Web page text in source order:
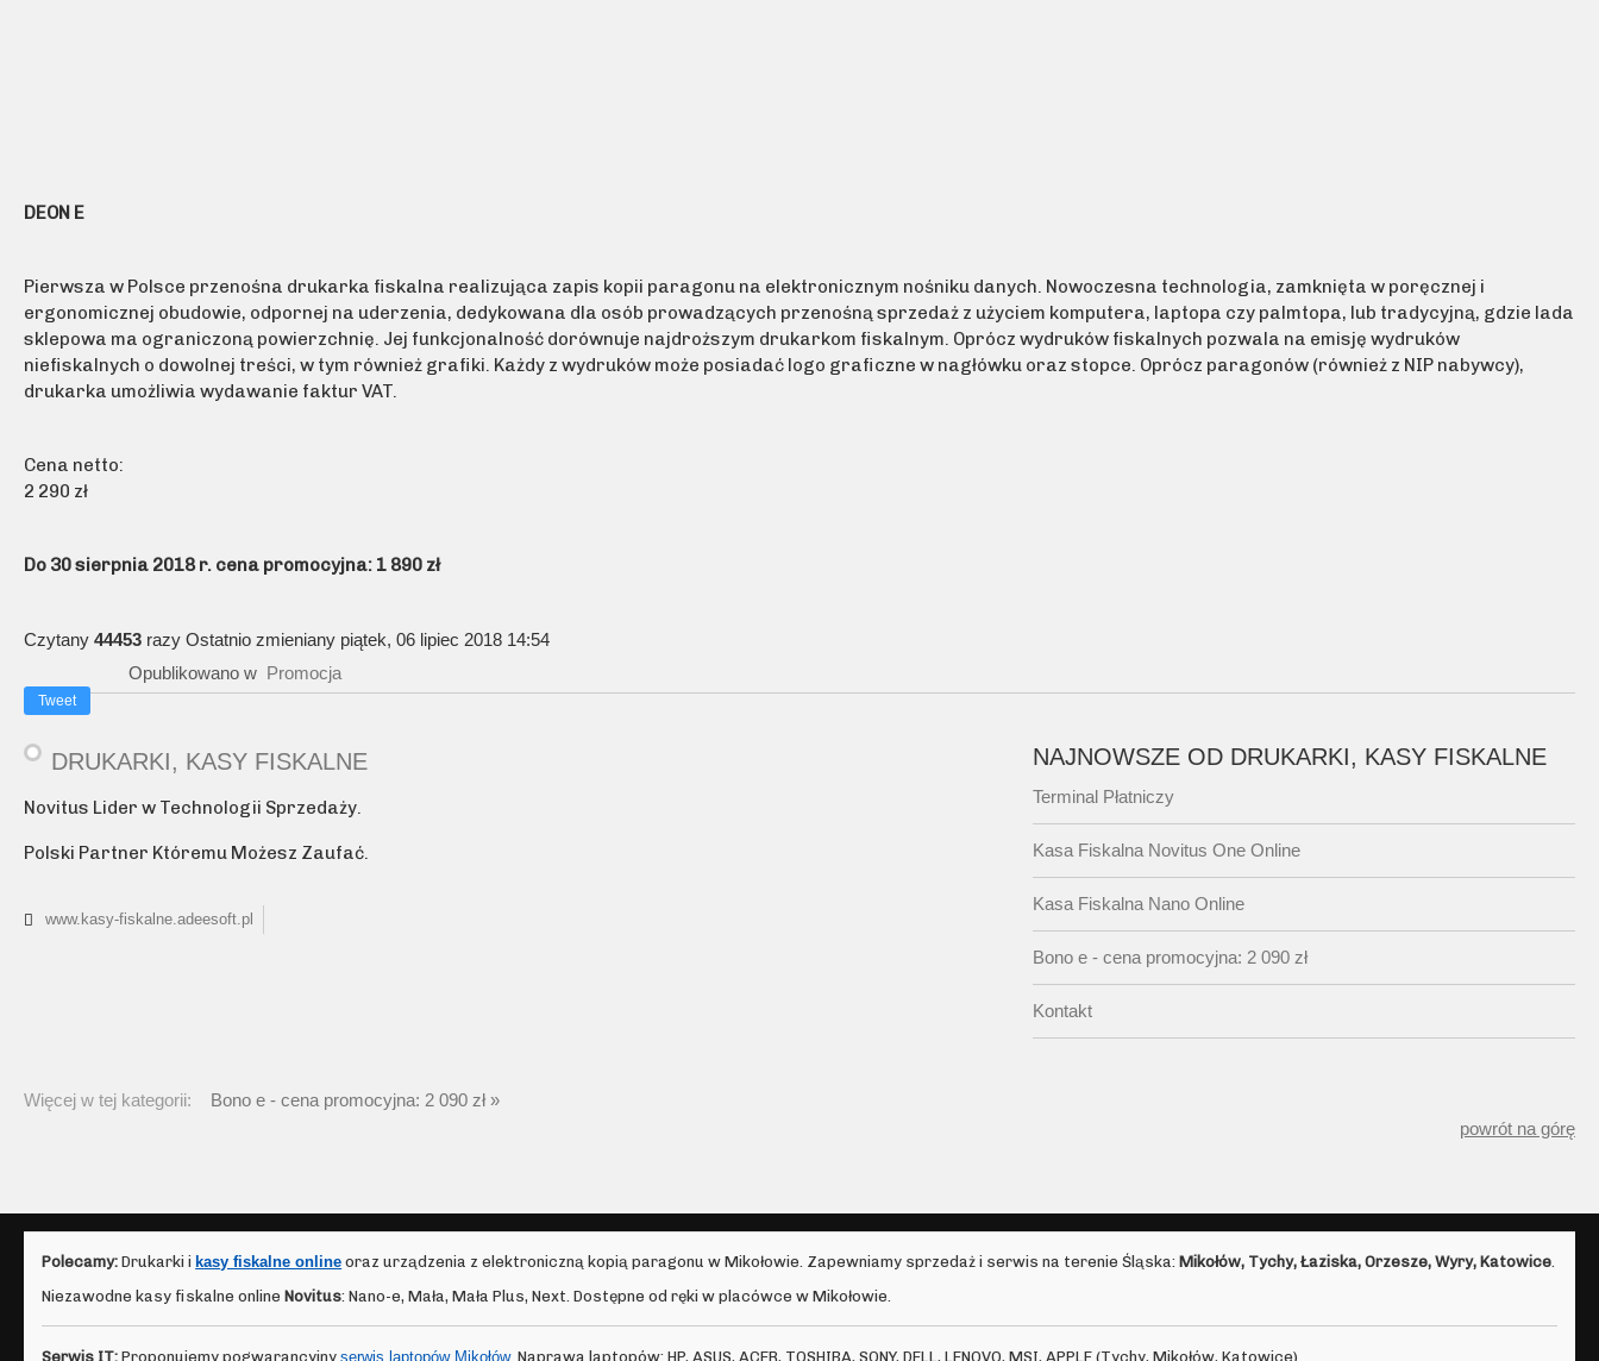
DEON E
Pierwsza w Polsce przenośna drukarka fiskalna realizująca zapis kopii paragonu na elektronicznym nośniku danych. Nowoczesna technologia, zamknięta w poręcznej i
ergonomicznej obudowie, odpornej na uderzenia, dedykowana dla osób prowadzących przenośną sprzedaż z użyciem komputera, laptopa czy palmtopa, lub tradycyjną, gdzie lada
sklepowa ma ograniczoną powierzchnię. Jej funkcjonalność dorównuje najdroższym drukarkom fiskalnym. Oprócz wydruków fiskalnych pozwala na emisję wydruków
niefiskalnych o dowolnej treści, w tym również grafiki. Każdy z wydruków może posiadać logo graficzne w nagłówku oraz stopce. Oprócz paragonów (również z NIP nabywcy),
drukarka umożliwia wydawanie faktur VAT.
Cena netto:
2 290 zł
Do 30 sierpnia 2018 r. cena promocyjna: 1 890 zł
Czytany44453 razyOstatnio zmieniany piątek, 06 lipiec 2018 14:54
Tweet
Opublikowano w Promocja
DRUKARKI, KASY FISKALNE
Novitus Lider w Technologii Sprzedaży.
Polski Partner Któremu Możesz Zaufać.
www.kasy-fiskalne.adeesoft.pl
NAJNOWSZE OD DRUKARKI, KASY FISKALNE
Terminal Płatniczy
Kasa Fiskalna Novitus One Online
Kasa Fiskalna Nano Online
Bono e - cena promocyjna: 2 090 zł
Kontakt
Więcej w tej kategorii:
Bono e - cena promocyjna: 2 090 zł »
powrót na górę
Polecamy: Drukarki i kasy fiskalne online oraz urządzenia z elektroniczną kopią paragonu w Mikołowie. Zapewniamy sprzedaż i serwis na terenie Śląska:Mikołów, Tychy, Łaziska, Orzesze, Wyry, Katowice.
Niezawodne kasy fiskalne onlineNovitus: Nano-e, Mała, Mała Plus, Next. Dostępne od ręki w placówce w Mikołowie.
Serwis IT: Proponujemy pogwarancyjnyserwis laptopów Mikołów. Naprawa laptopów: HP, ASUS, ACER, TOSHIBA, SONY, DELL, LENOVO, MSI, APPLE (Tychy, Mikołów, Katowice).